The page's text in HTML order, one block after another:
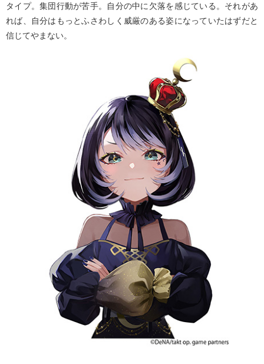
タイプ。集団行動が苦手。自分の中に欠落を感じている。それがあ
れば、自分はもっとふさわしく威厳のある姿になっていたはずだと
信じてやまない。